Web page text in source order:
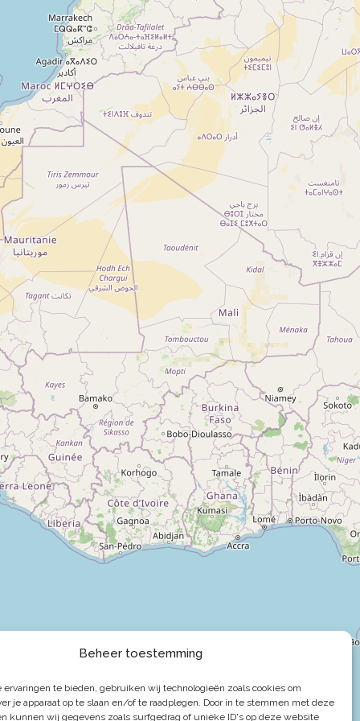
Beheer toestemming
ervaringen te bieden, gebruiken wij technologieën zoals cookies om
je apparaat op te slaan en/of te raadplegen. Door in te stemmen met deze
kunnen wij gegevens zoals surfgedrag of unieke ID's op deze website